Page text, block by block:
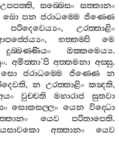
උපපත‍්ති,සබ‍්බෙසං සත‍්තානං
ඛො පන ජරාධම‍්මෙ ජිණ‍්ණෙ
පරිදෙවෙය්‍යං,උරත‍්තාළිං
, භත‍්තම‍්පි
මෙ
දුබ‍්බණ‍්ණියං ඔක‍්කමෙය්‍ය.
. අමිත‍්තා’පි අත‍්තමනා අස‍්සු.
සො ජරාධම‍්මෙ ජිණ‍්ණෙ
න
,න උරත‍්තාළිං කන්‍දති,
වුච‍්චති මහාරාජ
සුතවා
සොකසල‍්ලං යෙන විද‍්ධො
යෙව පරිතාපෙති.
අත‍්තානං
යෙව